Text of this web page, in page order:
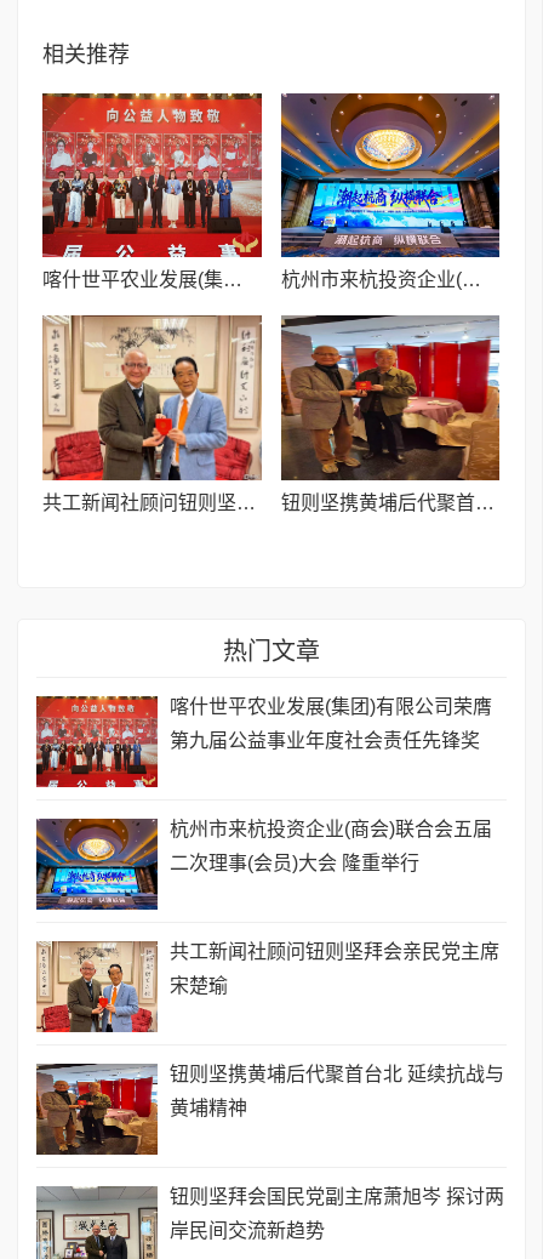
相关推荐
喀什世平农业发展(集团)有限公司荣膺第九届公益事业年度社会责任先锋奖 杭州市来杭投资企业(商会)联合会五届二次理事(会员)大会 隆重举行
共工新闻社顾问钮则坚拜会亲民党主席宋楚瑜 钮则坚携黄埔后代聚首台北 延续抗战与黄埔精神
热门文章
喀什世平农业发展(集团)有限公司荣膺
第九届公益事业年度社会责任先锋奖
杭州市来杭投资企业(商会)联合会五届
二次理事(会员)大会 隆重举行
共工新闻社顾问钮则坚拜会亲民党主席
宋楚瑜
钮则坚携黄埔后代聚首台北 延续抗战与
黄埔精神
钮则坚拜会国民党副主席萧旭岑 探讨两
岸民间交流新趋势